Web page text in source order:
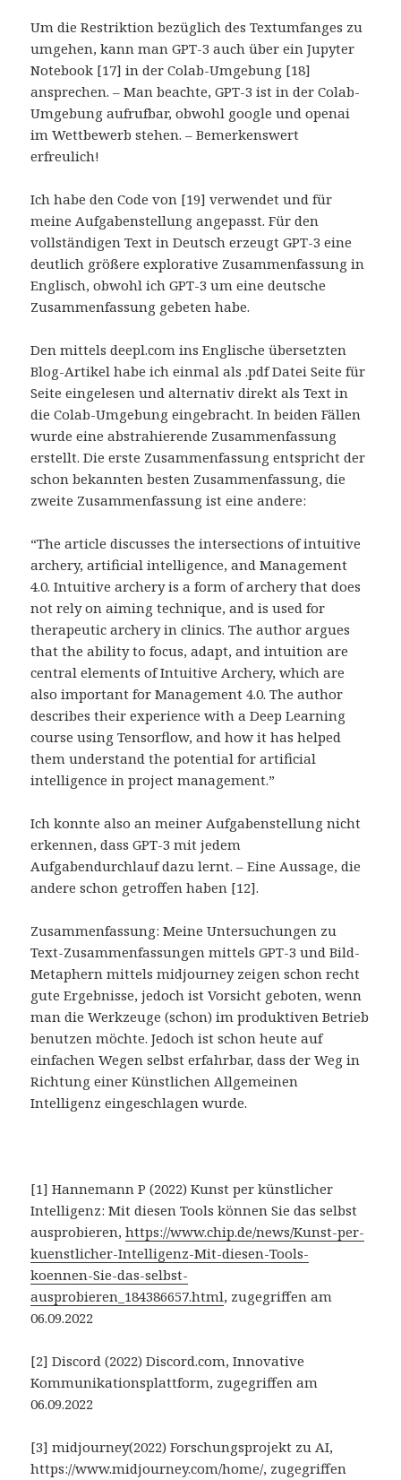
Um die Restriktion bezüglich des Textumfanges zu
umgehen, kann man GPT-3 auch über ein Jupyter
Notebook [17] in der Colab-Umgebung [18]
ansprechen. – Man beachte, GPT-3 ist in der Colab-
Umgebung aufrufbar, obwohl google und openai
im Wettbewerb stehen. – Bemerkenswert
erfreulich!
Ich habe den Code von [19] verwendet und für
meine Aufgabenstellung angepasst. Für den
vollständigen Text in Deutsch erzeugt GPT-3 eine
deutlich größere explorative Zusammenfassung in
Englisch, obwohl ich GPT-3 um eine deutsche
Zusammenfassung gebeten habe.
Den mittels deepl.com ins Englische übersetzten
Blog-Artikel habe ich einmal als .pdf Datei Seite für
Seite eingelesen und alternativ direkt als Text in
die Colab-Umgebung eingebracht. In beiden Fällen
wurde eine abstrahierende Zusammenfassung
erstellt. Die erste Zusammenfassung entspricht der
schon bekannten besten Zusammenfassung, die
zweite Zusammenfassung ist eine andere:
“The article discusses the intersections of intuitive
archery, artificial intelligence, and Management
4.0. Intuitive archery is a form of archery that does
not rely on aiming technique, and is used for
therapeutic archery in clinics. The author argues
that the ability to focus, adapt, and intuition are
central elements of Intuitive Archery, which are
also important for Management 4.0. The author
describes their experience with a Deep Learning
course using Tensorflow, and how it has helped
them understand the potential for artificial
intelligence in project management.”
Ich konnte also an meiner Aufgabenstellung nicht
erkennen, dass GPT-3 mit jedem
Aufgabendurchlauf dazu lernt. – Eine Aussage, die
andere schon getroffen haben [12].
Zusammenfassung: Meine Untersuchungen zu
Text-Zusammenfassungen mittels GPT-3 und Bild-
Metaphern mittels midjourney zeigen schon recht
gute Ergebnisse, jedoch ist Vorsicht geboten, wenn
man die Werkzeuge (schon) im produktiven Betrieb
benutzen möchte. Jedoch ist schon heute auf
einfachen Wegen selbst erfahrbar, dass der Weg in
Richtung einer Künstlichen Allgemeinen
Intelligenz eingeschlagen wurde.
[1] Hannemann P (2022) Kunst per künstlicher
Intelligenz: Mit diesen Tools können Sie das selbst
ausprobieren,https://www.chip.de/news/Kunst-per-
kuenstlicher-Intelligenz-Mit-diesen-Tools-
koennen-Sie-das-selbst-
ausprobieren_184386657.html, zugegriffen am
06.09.2022
[2] Discord (2022) Discord.com, Innovative
Kommunikationsplattform, zugegriffen am
06.09.2022
[3] midjourney(2022) Forschungsprojekt zu AI,
https://www.midjourney.com/home/, zugegriffen